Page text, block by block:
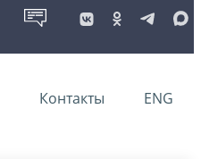
Контакты ENG